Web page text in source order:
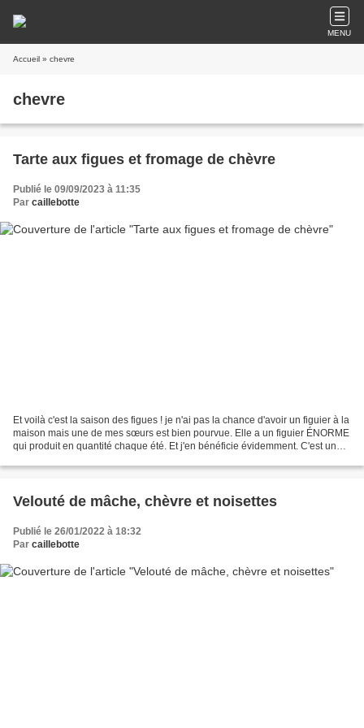
MENU
Accueil » chevre
chevre
Tarte aux figues et fromage de chèvre
Publié le 09/09/2023 à 11:35
Par caillebotte
Et voilà c'est la saison des figues ! je n'ai pas la chance d'avoir un figuier à la
maison mais une de mes sœurs est bien pourvue. Elle a un figuier ÉNORME
qui produit en quantité chaque été. Et j'en bénéficie évidemment. C'est une
Velouté de mâche, chèvre et noisettes
Publié le 26/01/2022 à 18:32
Par caillebotte